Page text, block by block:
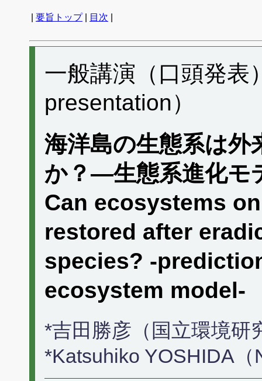
要旨トップ| 目次
一般講演（口頭発
presentation）
海洋島の生態系は外
か？―生態系進化モ
Can ecosystems
restored after
species? -
ecosystem model-
*吉田勝彦（国立環境研
*Katsuhiko YOSHIDA（